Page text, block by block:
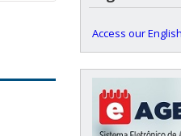
Access our